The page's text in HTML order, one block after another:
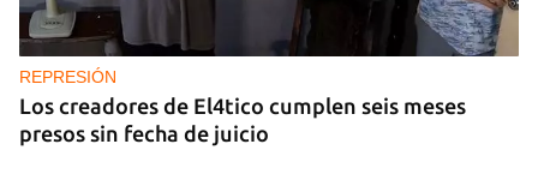
REPRESIÓN
Los creadores de El4tico cumplen seis meses
presos sin fecha de juicio